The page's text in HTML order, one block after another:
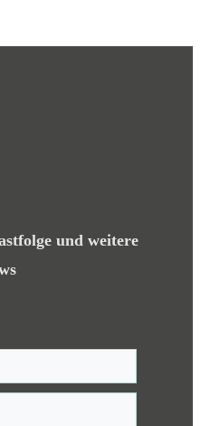
und weitere